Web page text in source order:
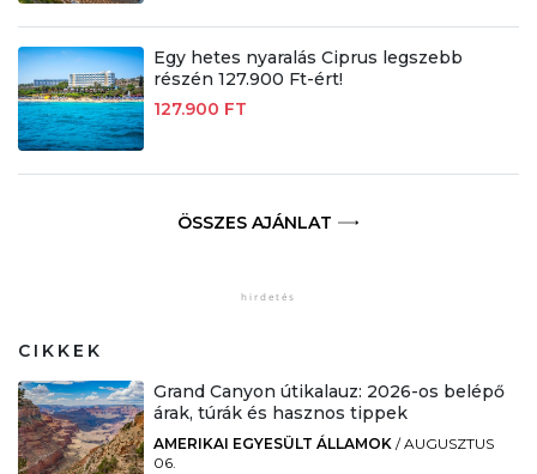
Egy hetes nyaralás Ciprus legszebb
részén 127.900 Ft-ért!
127.900 FT
ÖSSZES AJÁNLAT
CIKKEK
Grand Canyon útikalauz: 2026-os belépő
árak, túrák és hasznos tippek
AMERIKAI EGYESÜLT ÁLLAMOK /AUGUSZTUS
06.